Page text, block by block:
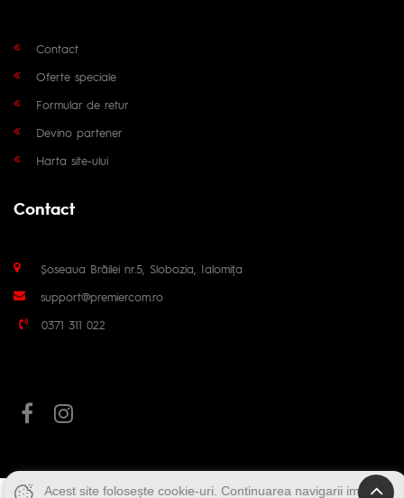
Contact
Oferte speciale
Formular de retur
Devino partener
Harta site-ului
Contact
Șoseaua Brăilei nr.5, Slobozia, Ialomița
support@premiercom.ro
0371 311 022
Acest site folosește cookie-uri. Continuarea navigarii implica